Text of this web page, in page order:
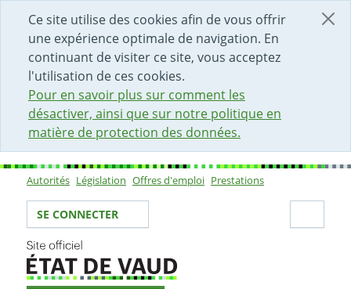
Ce site utilise des cookies afin de vous offrir
une expérience optimale de navigation. En
continuant de visiter ce site, vous acceptez
l'utilisation de ces cookies.
Pour en savoir plus sur comment les
désactiver, ainsi que sur notre politique en
matière de protection des données.
DÉBUT DU CONTENU DE LA PAGE
ACCÈS AU CHAMP DE RECHERCHE
PAGE D'ACCUEIL
FORMULAIRE DE CONTACT
Sous-navigation
Autorités Législation Offres d'emploi Prestations
Votre identité
SE CONNECTER